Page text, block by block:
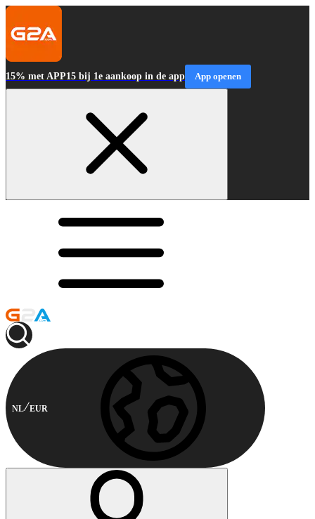
15% met APP15 bij 1e aankoop in de app App openen
NL EUR